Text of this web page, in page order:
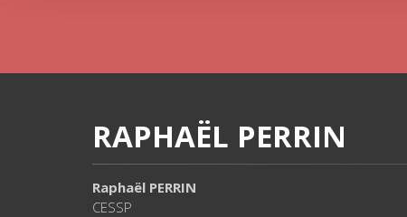
RAPHAËL PERRIN
Raphaël PERRIN
CESSP